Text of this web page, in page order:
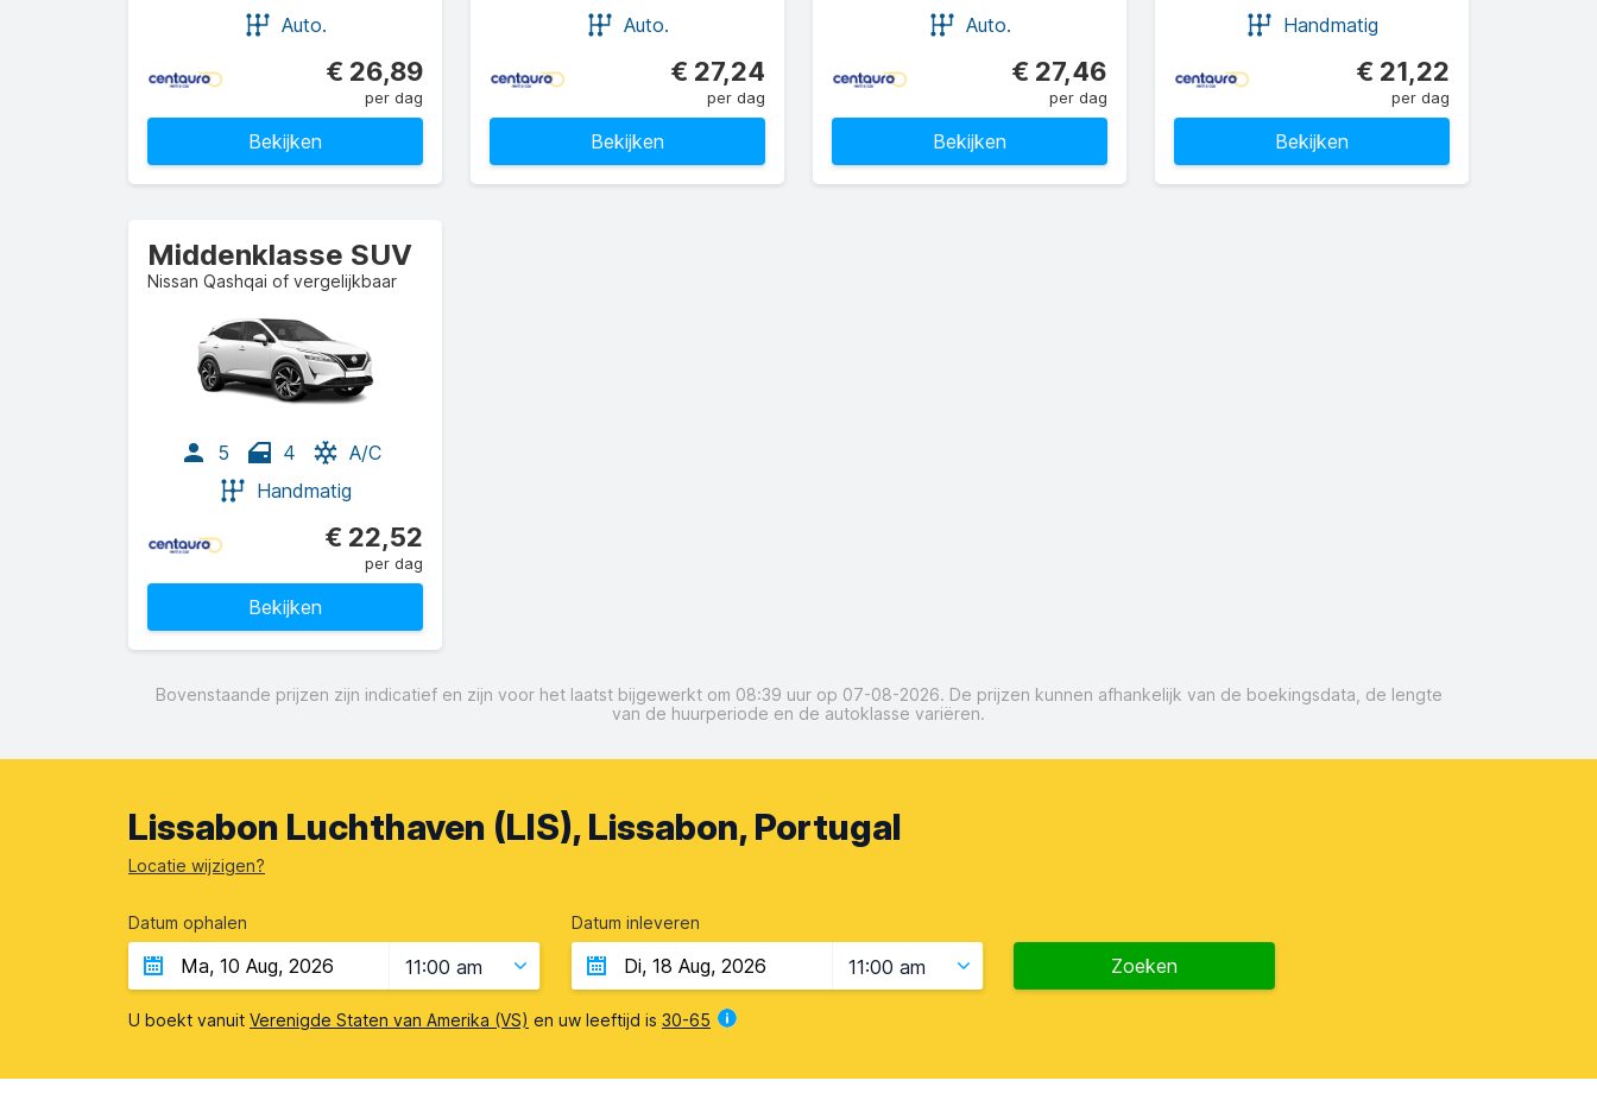
Auto.
€ 26,89
per dag
Bekijken
Auto.
€ 27,24
per dag
Bekijken
Auto.
€ 27,46
per dag
Bekijken
Handmatig
€ 21,22
per dag
Bekijken
Middenklasse SUV
Nissan Qashqai of vergelijkbaar
5 4
A/C
Handmatig
€ 22,52
per dag
Bekijken
Bovenstaande prijzen zijn indicatief en zijn voor het laatst bijgewerkt om 08:39 uur op 07-08-2026. De prijzen kunnen afhankelijk van de boekingsdata, de lengte
van de huurperiode en de autoklasse variëren.
Lissabon Luchthaven (LIS), Lissabon, Portugal
Locatie wijzigen?
Datum ophalen
11:00 am
Datum inleveren
11:00 am Zoeken
U boekt vanuit Verenigde Staten van Amerika (VS) en uw leeftijd is 30-65